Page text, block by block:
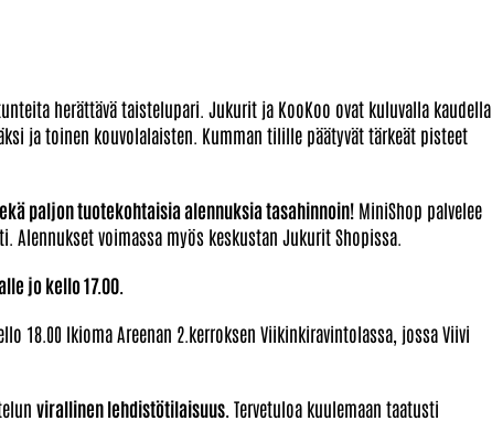
herättävä taistelupari. Jukurit ja KooKoo ovat kuluvalla kaudella
ja toinen kouvolalaisten. Kumman tilille päätyvät tärkeät pisteet
paljon tuotekohtaisia alennuksia tasahinnoin! MiniShop palvelee
voimassa myös keskustan Jukurit Shopissa.
jo kello 17.00.
18.00 Ikioma Areenan 2.kerroksen Viikinkiravintolassa, jossa Viivi
virallinen lehdistötilaisuus. Tervetuloa kuulemaan taatusti